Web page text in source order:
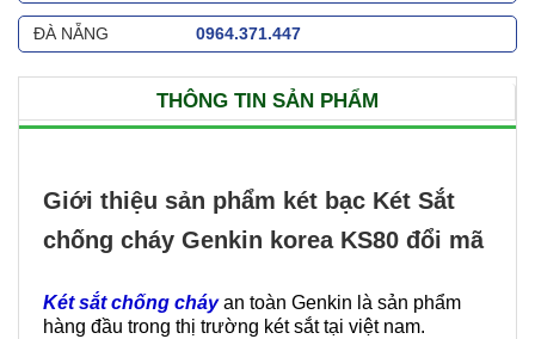
ĐÀ NẴNG 0964.371.447
THÔNG TIN SẢN PHẨM
Giới thiệu sản phẩm két bạc Két Sắt
chống cháy Genkin korea KS80 đổi mã
Két sắt chống cháyan toàn Genkin là sản phẩm
hàng đầu trong thị trường két sắt tại việt nam.